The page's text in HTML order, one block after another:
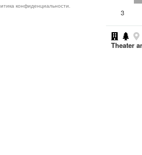
конфиденциальности.
3
Theater